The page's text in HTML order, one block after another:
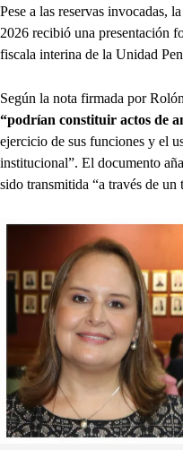
Pese a las reservas invocadas,
2026 recibió una presentación
fiscala interina de la Unidad
Según la nota firmada por
“podrían constituir actos de
ejercicio de sus funciones y el
institucional”. El documento
sido transmitida “a través de un